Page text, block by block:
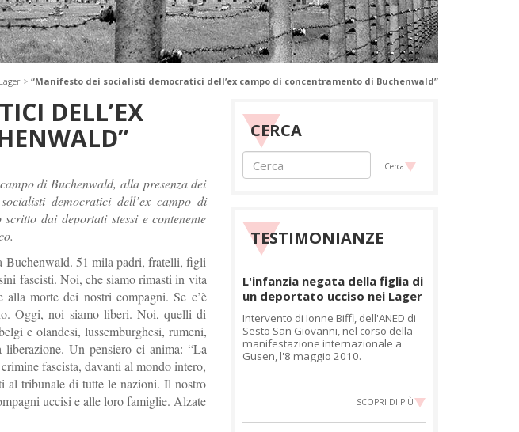
> “Manifesto dei socialisti democratici dell’ex campo di concentramento di Buchenwald”
DELL’EX
di Buchenwald, alla presenza dei
democratici dell’ex campo di
dai deportati stessi e contenente
Buchenwald. 51 mila padri, fratelli, figli
fascisti. Noi, che siamo rimasti in vita
morte dei nostri compagni. Se c’è
Oggi, noi siamo liberi. Noi, quelli di
e olandesi, lussemburghesi, rumeni,
Un pensiero ci anima: “La
fascista, davanti al mondo intero,
al tribunale di tutte le nazioni. Il nostro
uccisi e alle loro famiglie. Alzate
CERCA
Cerca
TESTIMONIANZE
L'infanzia negata della figlia di
un deportato ucciso nei Lager
Intervento di Ionne Biffi, dell'ANED di
Sesto San Giovanni, nel corso della
manifestazione internazionale a
Gusen, l'8 maggio 2010.
SCOPRI DI PIÙ